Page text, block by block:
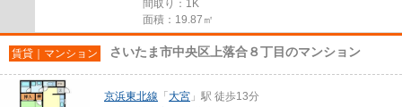
間取り：1K
面積：19.87㎡
賃貸｜マンション さいたま市中央区上落合８丁目のマンション
京浜東北線 「 大宮 」駅 徒歩13分